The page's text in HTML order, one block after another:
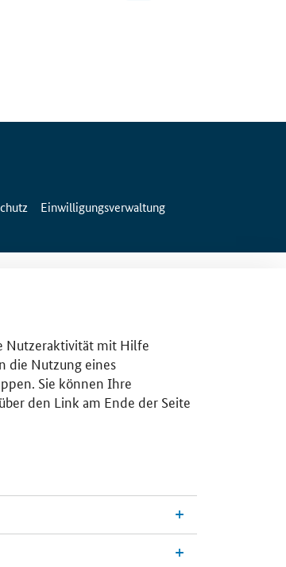
Einwilligungsverwaltung
Nutzeraktivität mit Hilfe
die Nutzung eines
Sie können Ihre
den Link am Ende der Seite